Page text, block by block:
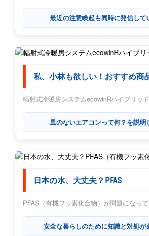
最近の注意喚起も同時に発信して
私、小林も欲しい！おすすめ商
輻射式冷暖房システムecowinRハイブリッ
風のないエアコンって何？を説明
日本の水、大丈夫？PFAS
PFAS（有機フッ素化合物）が問題になって
安全な暮らしのために知識と対処が